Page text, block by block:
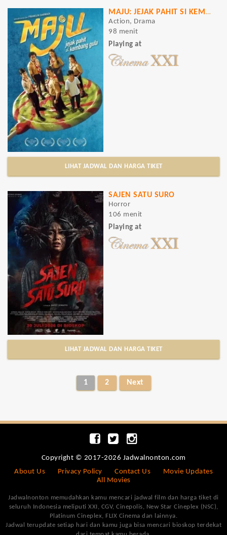
MAJU: JEJAK PAHIT SI KEMBANG GULA
Action, Drama
98 menit
Playing at
LIHAT JADWAL DAN HARGA TIKET
SAJEN SATU SURO
Horror
106 menit
Playing at
LIHAT JADWAL DAN HARGA TIKET
1 2 Next
Copyright © 2017-2026 Jadwalnonton.com
About Us
Privacy Policy Contact Us
Movie Updates
All Movies
Jadwalnonton memudahkan kamu mencari jadwal film dan harga tiket di
seluruh Indonesia meliputi XXI, CGV, Cinepolis, New Star Cineplex (NSC),
Platinum Cineplex, FLIX Cinema dan lainnya.
Jadwal terupdate setiap hari dan kamu juga bisa mencari bioskop terdekat